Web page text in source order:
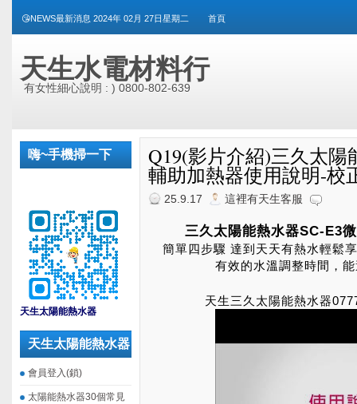
😘NEWS最新消息 2024年 02月 27日星期二 首頁
天生水電材料行
有女性細心說明 : ) 0800-802-639
嗨~手機掃一下
天生太陽能熱水器
天生太陽能熱水器
會員登入(鎖)
太陽能熱水器30個常見
Q19(影片介紹)三久太陽
輔助加熱器使用說明-校
25.9.17 這裡有天生客服
三久太陽能熱水器SC-E3
簡單四步驟 達到天天有熱水輕鬆
有效的水溫調整時間，
天生三久太陽能熱水器